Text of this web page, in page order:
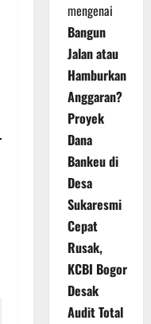
mengenai
Bangun
Jalan atau
Hamburkan
Anggaran?
Proyek
Dana
Bankeu di
Desa
Sukaresmi
Cepat
Rusak,
KCBI Bogor
Desak
Audit Total